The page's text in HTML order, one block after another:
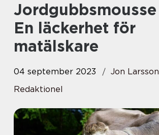
Jordgubbsmousse tårta –
En läckerhet för
matälskare
04 september 2023
Jon Larsson
Redaktionel